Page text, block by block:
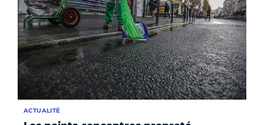
ACTUALITÉ